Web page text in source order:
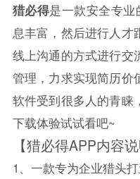
猎必得是一款安全专
息丰富，然后进行人才
线上沟通的方式进行交
管理，力求实现简历价
软件受到很多人的青睐
下载体验试试看吧~
【猎必得APP内容说
1、一款专为企业猎头打